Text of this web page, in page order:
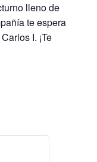
lleno de
te espera
I. ¡Te